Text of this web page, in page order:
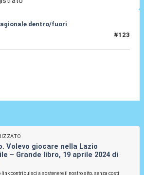
dentro/fuori
#123
Volevo giocare nella Lazio
– Grande libro, 19 aprile 2024 di
contribuisci a sostenere il nostro sito, senza costi